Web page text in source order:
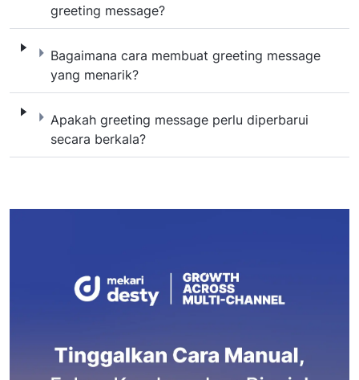
greeting message?
Bagaimana cara membuat greeting message
yang menarik?
Bagaimana cara membuat greeting
Apakah greeting message perlu diperbarui
secara berkala?
Apakah greeting message perlu diperbarui